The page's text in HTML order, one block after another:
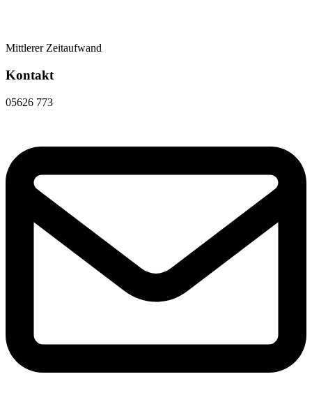
Mittlerer Zeitaufwand
Kontakt
05626 773